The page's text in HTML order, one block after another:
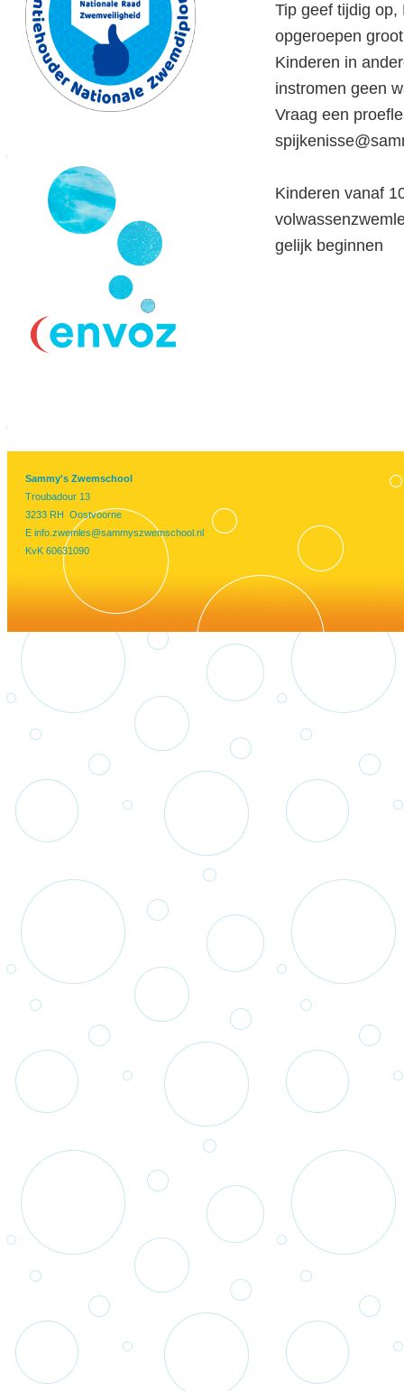
Tip geef tijdig
opgeroepen
Kinderen in
instromen geen
Vraag een
Kinderen vanaf
gelijk beginnen
Sammy's Zwemschool
Troubadour 13
3233 RH Oostvoorne
E info.zwemles@sammyszwemschool.nl
KvK 60631090